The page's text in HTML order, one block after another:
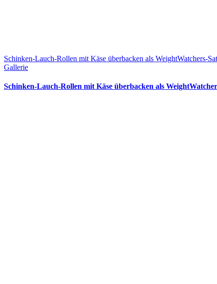
Schinken-Lauch-Rollen mit Käse überbacken als WeightWatchers-
Gallerie
Schinken-Lauch-Rollen mit Käse überbacken als